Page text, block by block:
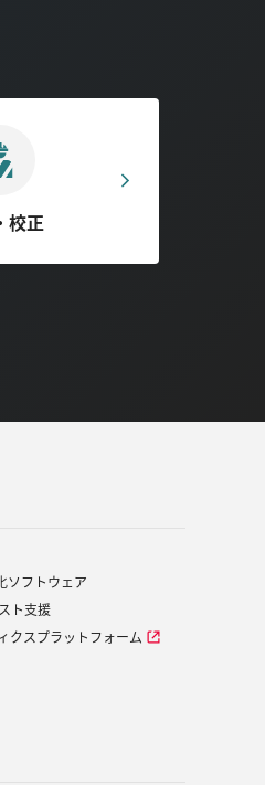
校正
ソフトウェア
ト支援
クスプラットフォーム